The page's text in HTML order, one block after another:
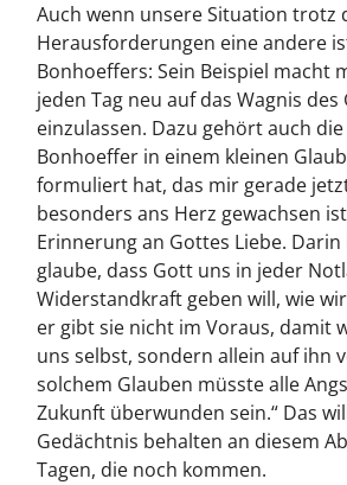
Auch wenn unsere Situation trotz
Herausforderungen eine andere
Bonhoeffers: Sein Beispiel macht
jeden Tag neu auf das Wagnis des
einzulassen. Dazu gehört auch
Bonhoeffer in einem kleinen
formuliert hat, das mir gerade
besonders ans Herz gewachsen
Erinnerung an Gottes Liebe. Darin
glaube, dass Gott uns in jeder
Widerstandkraft geben will, wie
er gibt sie nicht im Voraus, damit
uns selbst, sondern allein auf ihn
solchem Glauben müsste alle
Zukunft überwunden sein.“ Das
Gedächtnis behalten an diesem
Tagen, die noch kommen.